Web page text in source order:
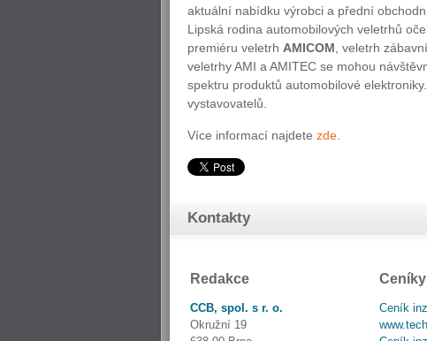
aktuální nabídku výrobci a přední
Lipská rodina automobilových veletrhů
premiéru veletrh AMICOM , veletrh
veletrhy AMI a AMITEC se mohou
spektru produktů automobilové
vystavovatelů.
Více informací najdete zde
Kontakty
Redakce
CCB, spol. s r. o.
Okružní 19
Ceník